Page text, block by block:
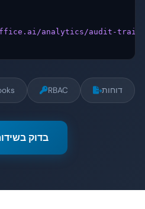
analytics/audit-trail"
RBAC דוחות
בדוק